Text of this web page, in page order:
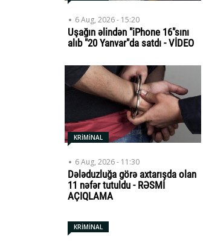
6 Aug, 2026 - 15:20
Uşağın əlindən "iPhone 16"sını
alıb "20 Yanvar"da satdı - VİDEO
KRİMİNAL
6 Aug, 2026 - 11:30
Dələduzluğa görə axtarışda olan
11 nəfər tutuldu - RƏSMİ
AÇIQLAMA
KRİMİNAL